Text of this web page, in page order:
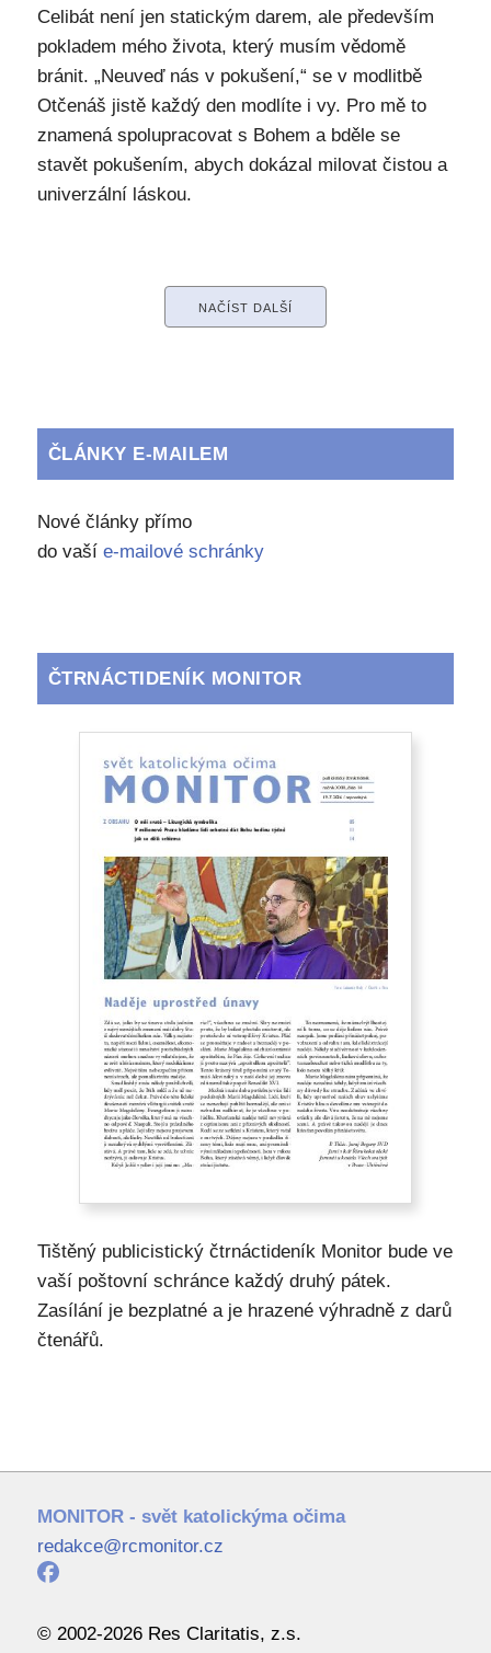
Celibát není jen statickým darem, ale především
pokladem mého života, který musím vědomě
bránit. „Neuveď nás v pokušení,“ se v modlitbě
Otčenáš jistě každý den modlíte i vy. Pro mě to
znamená spolupracovat s Bohem a bděle se
stavět pokušením, abych dokázal milovat čistou a
univerzální láskou.
NAČÍST DALŠÍ
ČLÁNKY E-MAILEM
Nové články přímo
do vaší e-mailové schránky
ČTRNÁCTIDENÍK MONITOR
Tištěný publicistický čtrnáctideník Monitor bude ve
vaší poštovní schránce každý druhý pátek.
Zasílání je bezplatné a je hrazené výhradně z darů
čtenářů.
MONITOR - svět katolickýma očima
redakce@rcmonitor.cz
© 2002-2026 Res Claritatis, z.s.